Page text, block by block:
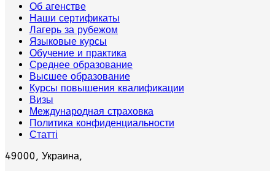
Об агенстве
Наши сертификаты
Лагерь за рубежом
Языковые курсы
Обучение и практика
Среднее образование
Высшее образование
Курсы повышения квалификации
Визы
Международная страховка
Политика конфиденциальности
Статті
49000, Украина,